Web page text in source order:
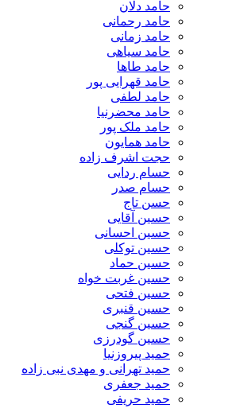
حامد دلان
حامد رحمانی
حامد زمانی
حامد سیاهی
حامد طاها
حامد قهرایی پور
حامد لطفی
حامد محضرنیا
حامد ملک پور
حامد همایون
حجت اشرف زاده
حسام ردایی
حسام صدر
حسن تاج
حسین آقایی
حسین احسانی
حسین توکلی
حسین حماد
حسین غربت خواه
حسین فتحی
حسین قنبری
حسین گنجی
حسین گودرزی
حمید پیروزنیا
حمید تهرانی و مهدی نبی زاده
حمید جعفری
حمید حریفی